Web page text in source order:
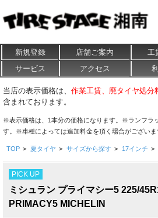
新規登録 店舗ご案内 工
サービス
アクセス
当店の表示価格は、 作業工賃、廃タイヤ処分
含まれております。
※表示価格は、1本分の価格になります。※ランフラ
す。※車種によっては追加料金を頂く場合がございま
TOP > 夏タイヤ > サイズから探す > 17インチ >
PICK UP
ミシュラン プライマシー5 225/
PRIMACY5 MICHELIN